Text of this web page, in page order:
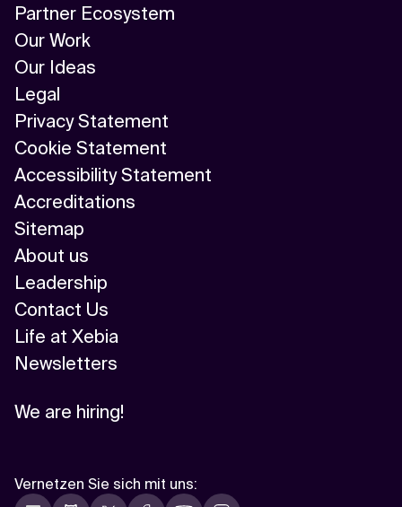
Partner Ecosystem
Our Work
Our Ideas
Legal
Privacy Statement
Cookie Statement
Accessibility Statement
Accreditations
Sitemap
About us
Leadership
Contact Us
Life at Xebia
Newsletters
We are hiring!
Vernetzen Sie sich mit uns: